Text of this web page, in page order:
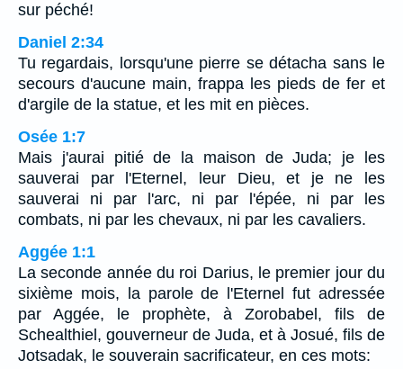
sur péché!
Daniel 2:34
Tu regardais, lorsqu'une pierre se détacha sans le
secours d'aucune main, frappa les pieds de fer et
d'argile de la statue, et les mit en pièces.
Osée 1:7
Mais j'aurai pitié de la maison de Juda; je les
sauverai par l'Eternel, leur Dieu, et je ne les
sauverai ni par l'arc, ni par l'épée, ni par les
combats, ni par les chevaux, ni par les cavaliers.
Aggée 1:1
La seconde année du roi Darius, le premier jour du
sixième mois, la parole de l'Eternel fut adressée
par Aggée, le prophète, à Zorobabel, fils de
Schealthiel, gouverneur de Juda, et à Josué, fils de
Jotsadak, le souverain sacrificateur, en ces mots: